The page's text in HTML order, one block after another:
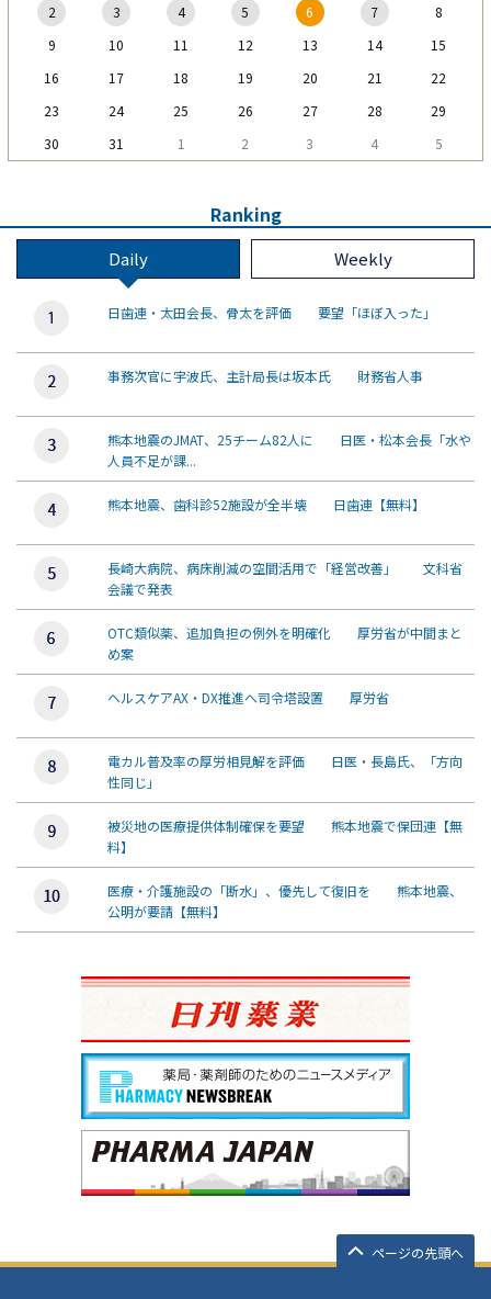
2
3 4 5 6 7
8
9
10 11 12 13 14
15
16
17 18 19 20 21
22
23
24 25 26 27 28
29
30
31 1 2 3 4 5
Ranking
Daily Weekly
日歯連・太田会長、骨太を評価 要望「ほぼ入った」
事務次官に宇波氏、主計局長は坂本氏 財務省人事
熊本地震のJMAT、25チーム82人に 日医・松本会長「水や
人員不足が課...
熊本地震、歯科診52施設が全半壊 日歯連【無料】
長崎大病院、病床削減の空間活用で「経営改善」 文科省
会議で発表
OTC類似薬、追加負担の例外を明確化 厚労省が中間まと
め案
ヘルスケアAX・DX推進へ司令塔設置 厚労省
電カル普及率の厚労相見解を評価 日医・長島氏、「方向
性同じ」
被災地の医療提供体制確保を要望 熊本地震で保団連【無
料】
医療・介護施設の「断水」、優先して復旧を 熊本地震、
公明が要請【無料】
ページの先頭へ